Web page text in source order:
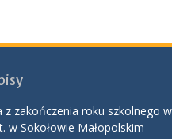
z zakończenia roku szkolnego w
w Sokołowie Małopolskim